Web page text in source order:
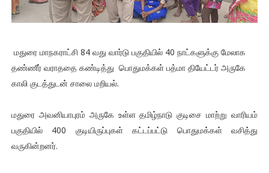
மதுரை மாநகராட்சி 84 வது வார்டு பகுதியில் 40 நாட்களுக்கு மேலாக
தண்ணீர் வராததை கண்டித்து பொதுமக்கள் பத்மா தியேட்டர் அருகே
காலி குடத்துடன் சாலை மறியல்.
மதுரை அவனியாபுரம் அருகே உள்ள தமிழ்நாடு குடிசை மாற்று வாரியம்
பகுதியில் 400 குடியிருப்புகள் கட்டப்பட்டு பொதுமக்கள் வசித்து
வருகின்றனர்.